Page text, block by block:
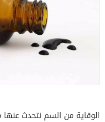
الوقاية من السم نتحدث